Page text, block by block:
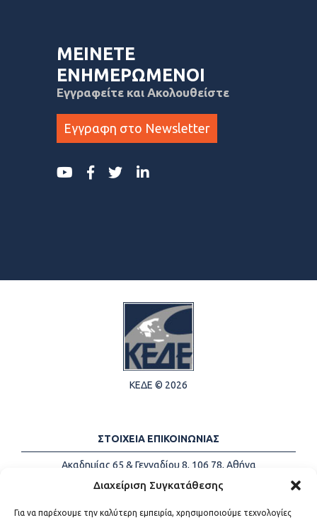
Διαχείριση Συγκατάθεσης
Για να παρέχουμε την καλύτερη εμπειρία, χρησιμοποιούμε τεχνολογίες
ΜΕΙΝΕΤΕ
ΕΝΗΜΕΡΩΜΕΝΟΙ
Εγγραφείτε και Ακολουθείστε
Εγγραφη στο Newsletter
ΚΕΔΕ © 2026
ΣΤΟΙΧΕΙΑ ΕΠΙΚΟΙΝΩΝΙΑΣ
Ακαδημίας 65 & Γενναδίου 8, 106 78, Αθήνα
Τηλέφωνα:
+30 213-2147500
Email:
info@kede.gr